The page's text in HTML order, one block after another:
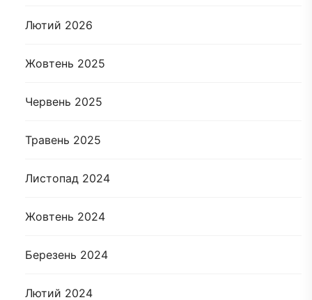
Лютий 2026
Жовтень 2025
Червень 2025
Травень 2025
Листопад 2024
Жовтень 2024
Березень 2024
Лютий 2024